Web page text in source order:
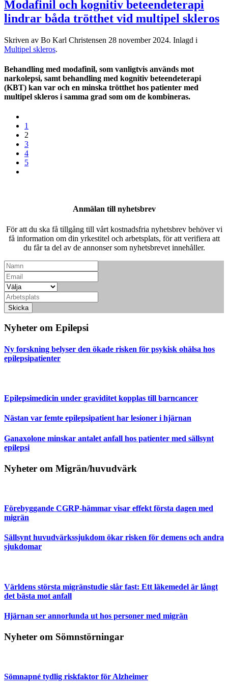
Modafinil och kognitiv beteendeterapi
lindrar båda trötthet vid multipel skleros
Skriven av Bo Karl Christensen 28 november 2024. Inlagd i
Multipel skleros.
Behandling med modafinil, som vanligtvis används mot
narkolepsi, samt behandling med kognitiv beteendeterapi
(KBT) kan var och en minska trötthet hos patienter med
multipel skleros i samma grad som om de kombineras.
1
2
3
4
5
Anmälan till nyhetsbrev
För att du ska få tillgång till vårt kostnadsfria nyhetsbrev behöver vi
få information om din yrkestitel och arbetsplats, för att verifiera att
du får ta del av de annonser som nyhetsbrevet innehåller.
Skicka
Nyheter om Epilepsi
Ny forskning belyser den ökade risken för psykisk ohälsa hos
epilepsipatienter
Epilepsimedicin under graviditet kopplas till barncancer
Nästan var femte epilepsipatient har lesioner i hjärnan
Ganaxolone minskar antalet anfall hos patienter med sällsynt
epilepsi
Nyheter om Migrän/huvudvärk
Förebyggande CGRP-hämmar visar effekt första dagen med
migrän
Sällsynt huvudvärkssjukdom ökar risken för demens och andra
sjukdomar
Världens största migränstudie slår fast: Ett läkemedel är långt
det bästa mot anfall
Hjärnan ser annorlunda ut hos personer med migrän
Nyheter om Sömnstörningar
Sömnapné tydlig riskfaktor för Alzheimer